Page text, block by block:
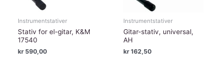
Instrumentstativer
Stativ for el-gitar, K&M
17540
kr 590,00
Instrumentstativer
Gitar-stativ, universal,
AH
kr 162,50